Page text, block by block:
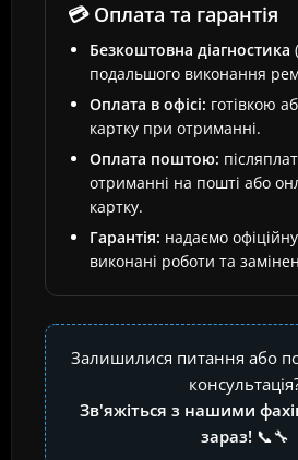
💳 Оплата та гарантія
Безкоштовна діагностика
подальшого виконання
Оплата в офісі: готівкою
картку при отриманні.
Оплата поштою:
отриманні на пошті або
картку.
Гарантія: надаємо
виконані роботи та
Залишилися питання або
Зв'яжіться з нашими
зараз! 📞🔧